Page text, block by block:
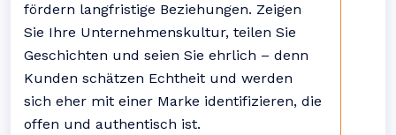
fördern langfristige Beziehungen. Zeigen
Sie Ihre Unternehmenskultur, teilen Sie
Geschichten und seien Sie ehrlich – denn
Kunden schätzen Echtheit und werden
sich eher mit einer Marke identifizieren, die
offen und authentisch ist.